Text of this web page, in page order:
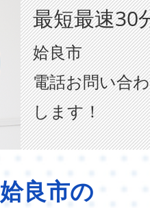
最短最速30
姶良市
電話お問い合
します！
姶良市の